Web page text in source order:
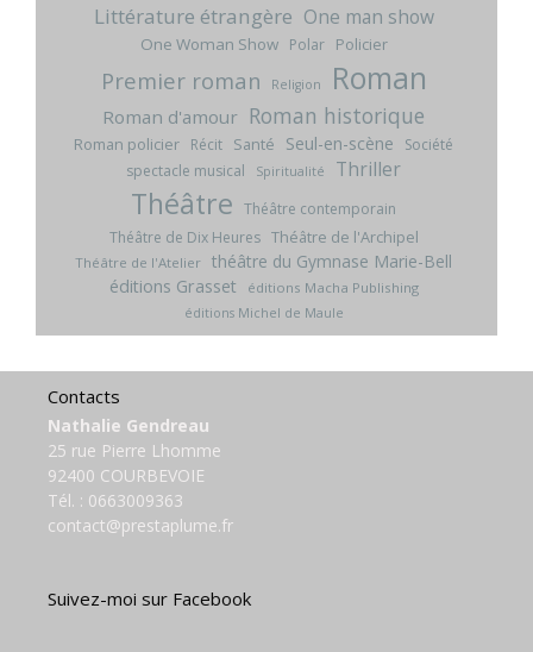
Littérature étrangère One man show
One Woman Show Polar Policier
Premier roman Religion Roman
Roman d'amour Roman historique
Roman policier Récit Santé Seul-en-scène
Société
spectacle musical
Spiritualité Thriller
Théâtre Théâtre contemporain
Théâtre de Dix Heures Théâtre de l'Archipel
Théâtre de l'Atelier théâtre du Gymnase Marie-Bell
éditions Grasset
éditions Macha Publishing
éditions Michel de Maule
Contacts
Nathalie Gendreau
25 rue Pierre Lhomme
92400 COURBEVOIE
Tél. : 0663009363
contact@prestaplume.fr
Suivez-moi sur Facebook